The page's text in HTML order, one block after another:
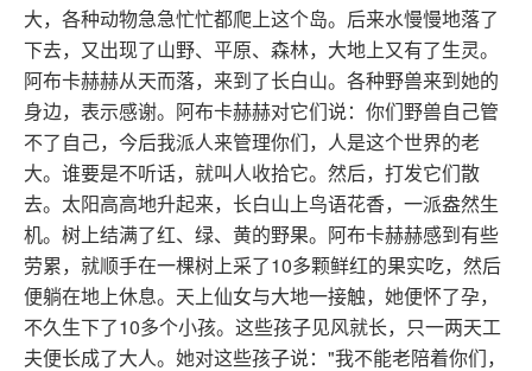
大，各种动物急急忙忙都爬上这个岛。后来水慢慢地落了
下去，又出现了山野、平原、森林，大地上又有了生灵。
阿布卡赫赫从天而落，来到了长白山。各种野兽来到她的
身边，表示感谢。阿布卡赫赫对它们说：你们野兽自己管
不了自己，今后我派人来管理你们，人是这个世界的老
大。谁要是不听话，就叫人收拾它。然后，打发它们散
去。太阳高高地升起来，长白山上鸟语花香，一派盎然生
机。树上结满了红、绿、黄的野果。阿布卡赫赫感到有些
劳累，就顺手在一棵树上采了10多颗鲜红的果实吃，然后
便躺在地上休息。天上仙女与大地一接触，她便怀了孕，
不久生下了10多个小孩。这些孩子见风就长，只一两天工
夫便长成了大人。她对这些孩子说："我不能老陪着你们，